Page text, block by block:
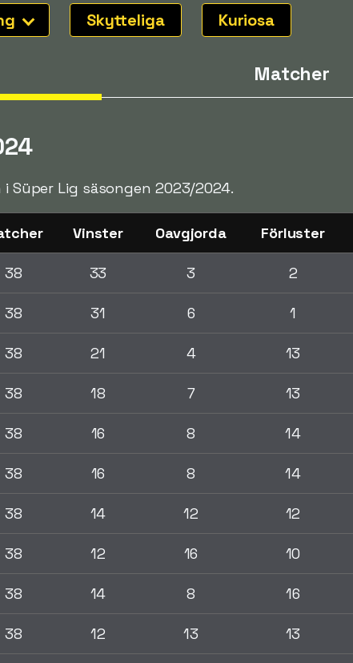
Skytteliga Kuriosa
Matcher
Lig säsongen 2023/2024.
Vinster Oavgjorda Förluster
38 33 3 2
38 31 6 1
38 21 4 13
38 18 7 13
38 16 8 14
38 16 8 14
38 14 12 12
38 12 16 10
38 14 8 16
38 12 13 13